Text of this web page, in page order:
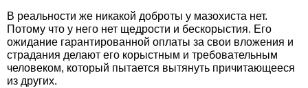
В реальности же никакой доброты у мазохиста нет.
Потому что у него нет щедрости и бескорыстия. Его
ожидание гарантированной оплаты за свои вложения и
страдания делают его корыстным и требовательным
человеком, который пытается вытянуть причитающееся
из других.